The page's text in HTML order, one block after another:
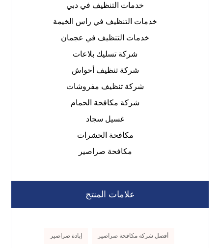
خدمات التنظيف في دبي
خدمات التنظيف في راس الخيمة
خدمات التنظيف في عجمان
شركة تسليك بلاعات
شركة تنظيف أحواش
شركة تنظيف مفروشات
شركة مكافحة الحمام
غسيل سجاد
مكافحة الحشرات
مكافحة صراصير
علامات المنتج
أفضل شركة مكافحة صراصير إبادة صراصير